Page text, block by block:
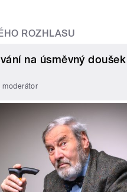
ROZHLASU
na úsměvný
moderátor